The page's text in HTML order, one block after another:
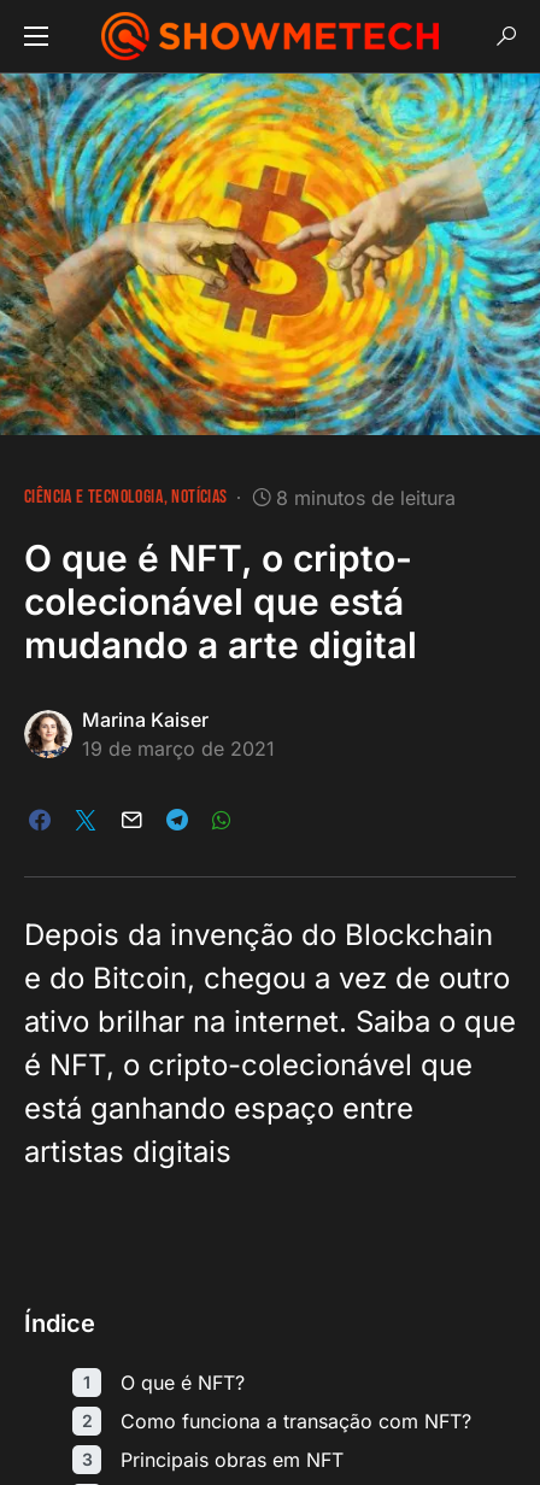
CIÊNCIA E TECNOLOGIA NOTÍCIAS 8 minutos de leitura
O que é NFT, o cripto-
colecionável que está
mudando a arte digital
Marina Kaiser
19 de março de 2021
Depois da invenção do Blockchain
e do Bitcoin, chegou a vez de outro
ativo brilhar na internet. Saiba o que
é NFT, o cripto-colecionável que
está ganhando espaço entre
artistas digitais
Índice
O que é NFT?
Como funciona a transação com NFT?
Principais obras em NFT